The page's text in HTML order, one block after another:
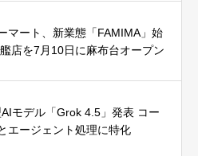
マート、新業態「FAMIMA」始
店を7月10日に麻布台オープン
モデル「Grok 4.5」発表 コー
エージェント処理に特化